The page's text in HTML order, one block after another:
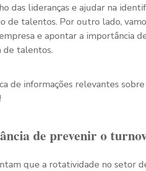
das lideranças e ajudar na
de talentos. Por outro lado,
e apontar a importância
de talentos.
de informações relevantes
de prevenir o
que a rotatividade no setor